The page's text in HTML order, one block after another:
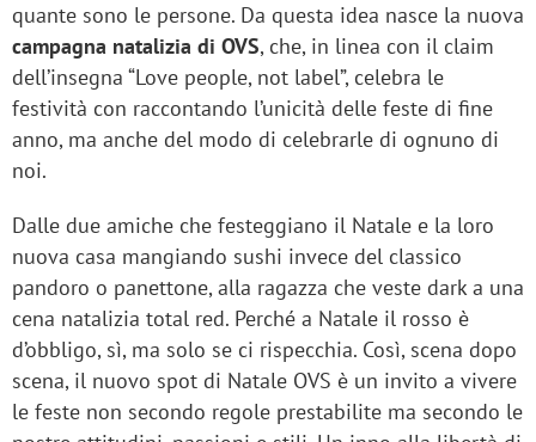
quante sono le persone. Da questa idea nasce la nuova
campagna natalizia di OVS, che, in linea con il claim
dell’insegna “Love people, not label”, celebra le
festività con raccontando l’unicità delle feste di fine
anno, ma anche del modo di celebrarle di ognuno di
noi.
Dalle due amiche che festeggiano il Natale e la loro
nuova casa mangiando sushi invece del classico
pandoro o panettone, alla ragazza che veste dark a una
cena natalizia total red. Perché a Natale il rosso è
d’obbligo, sì, ma solo se ci rispecchia. Così, scena dopo
scena, il nuovo spot di Natale OVS è un invito a vivere
le feste non secondo regole prestabilite ma secondo le